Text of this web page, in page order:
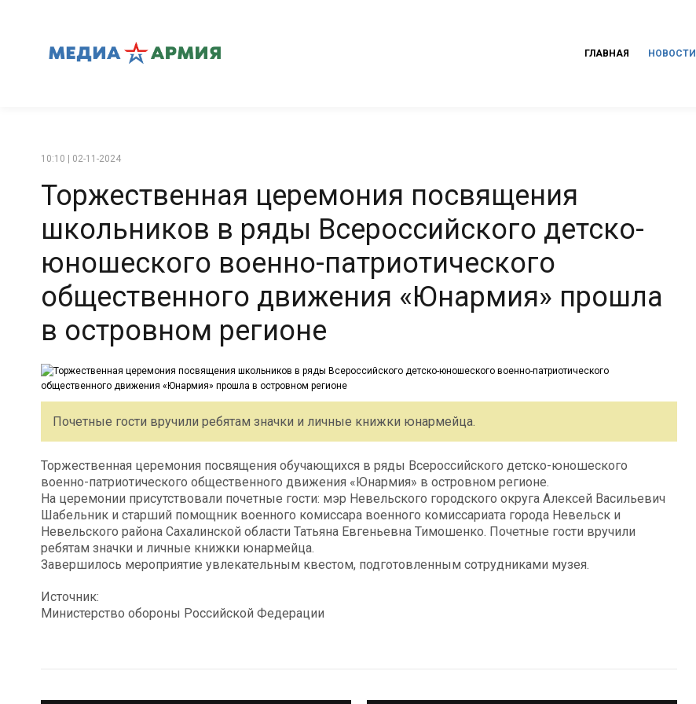
ГЛАВНАЯ НОВОСТИ
10:10 | 02-11-2024
Торжественная церемония посвящения
школьников в ряды Всероссийского детско-
юношеского военно-патриотического
общественного движения «Юнармия» прошла
в островном регионе
Почетные гости вручили ребятам значки и личные книжки юнармейца.
Торжественная церемония посвящения обучающихся в ряды Всероссийского детско-юношеского
военно-патриотического общественного движения «Юнармия» в островном регионе.
На церемонии присутствовали почетные гости: мэр Невельского городского округа Алексей Васильевич
Шабельник и старший помощник военного комиссара военного комиссариата города Невельск и
Невельского района Сахалинской области Татьяна Евгеньевна Тимошенко. Почетные гости вручили
ребятам значки и личные книжки юнармейца.
Завершилось мероприятие увлекательным квестом, подготовленным сотрудниками музея.
Источник:
Министерство обороны Российской Федерации